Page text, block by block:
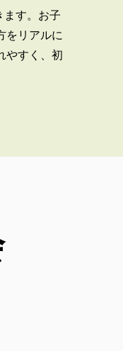
ます。お子
をリアルに
やすく、初